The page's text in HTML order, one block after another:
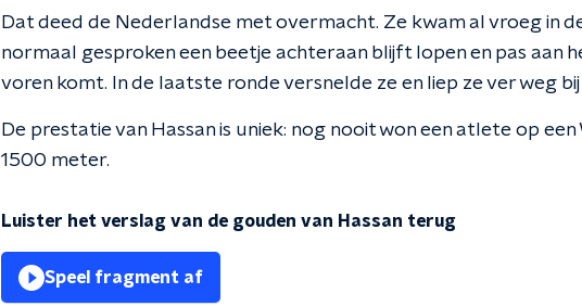
Dat deed de Nederlandse met overmacht. Ze kwam al vroeg in
normaal gesproken een beetje achteraan blijft lopen en pas aan
voren komt. In de laatste ronde versnelde ze en liep ze ver weg
De prestatie van Hassan is uniek: nog nooit won een atlete op
1500 meter.
Luister het verslag van de gouden van Hassan terug
Speel fragment af